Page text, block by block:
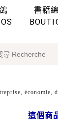
書籍
économie,
這個商